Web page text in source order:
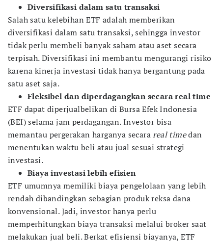
Diversifikasi dalam satu transaksi
Salah satu kelebihan ETF adalah memberikan
diversifikasi dalam satu transaksi, sehingga investor
tidak perlu membeli banyak saham atau aset secara
terpisah. Diversifikasi ini membantu mengurangi risiko
karena kinerja investasi tidak hanya bergantung pada
satu aset saja.
Fleksibel dan diperdagangkan secara real time
ETF dapat diperjualbelikan di Bursa Efek Indonesia
(BEI) selama jam perdagangan. Investor bisa
memantau pergerakan harganya secarareal timedan
menentukan waktu beli atau jual sesuai strategi
investasi.
Biaya investasi lebih efisien
ETF umumnya memiliki biaya pengelolaan yang lebih
rendah dibandingkan sebagian produk reksa dana
konvensional. Jadi, investor hanya perlu
memperhitungkan biaya transaksi melalui broker saat
melakukan jual beli. Berkat efisiensi biayanya, ETF